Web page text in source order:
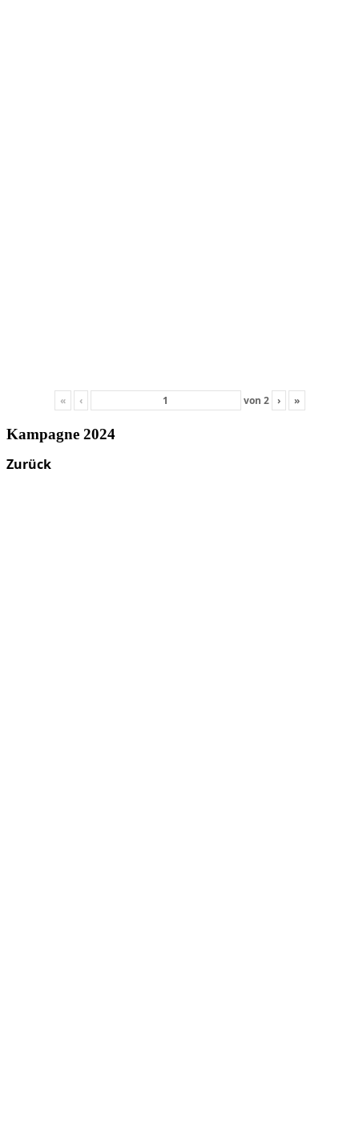
« ‹ von 2 › »
Kampagne 2024
Zurück